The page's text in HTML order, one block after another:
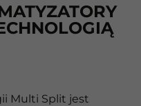
Multi Split jest